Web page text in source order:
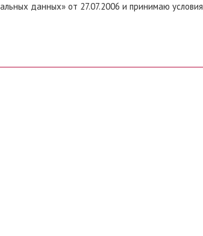
данных» от 27.07.2006 и принимаю условия